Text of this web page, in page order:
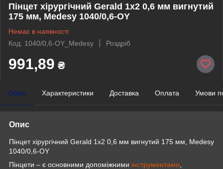
Пінцет хірургічний Gerald 1x2 0,6 мм вигнутий
175 мм, Medesy 1040/0,6-OY
Немає в наявності
Код: 1040/0,6-OY_Medesy
Роздріб
991,89 ₴
Опис Характеристики Доставка Оплата Умови
Опис
Пінцет хірургічний Gerald 1x2 0,6 мм вигнутий 175 мм, Medesy
1040/0,6-OY
Пінцети – є основними допоміжними інструментами